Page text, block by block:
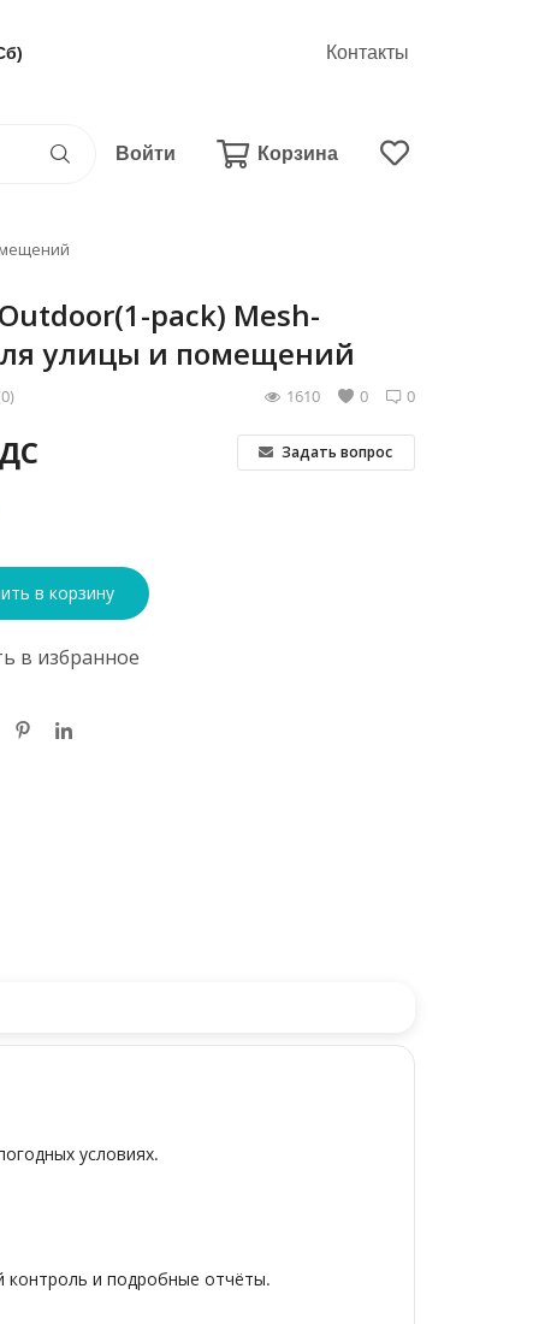
Контакты
Войти Корзина
pack) Mesh-
улицы и помещений
0
0
1610
Задать вопрос
в корзину
в избранное
условиях.
контроль и подробные отчёты.